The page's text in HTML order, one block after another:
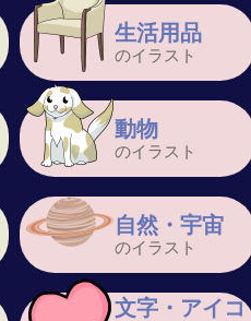
生活用品
のイラスト
動物
のイラスト
自然・宇宙
のイラスト
文字・アイコ